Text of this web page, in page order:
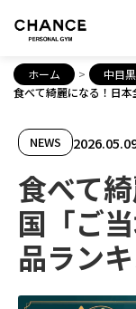
ホーム > 中目
食べて綺麗になる！日
NEWS
食べて
国「ご
品ラン